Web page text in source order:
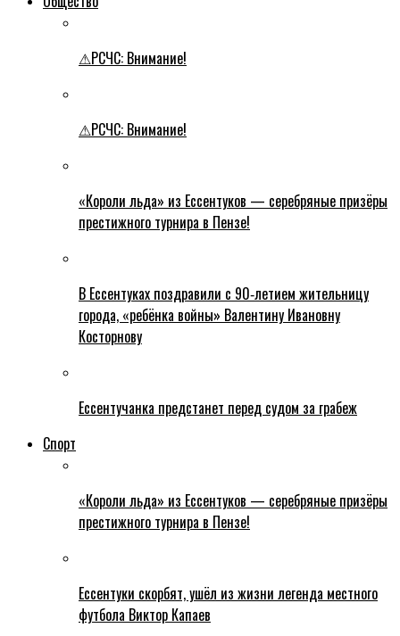
⚠РСЧС: Внимание!
⚠РСЧС: Внимание!
«Короли льда» из Ессентуков — серебряные призёры
престижного турнира в Пензе!
В Ессентуках поздравили с 90‑летием жительницу
города, «ребёнка войны» Валентину Ивановну
Косторнову
Ессентучанка предстанет перед судом за грабеж
Спорт
«Короли льда» из Ессентуков — серебряные призёры
престижного турнира в Пензе!
Ессентуки скорбят, ушёл из жизни легенда местного
футбола Виктор Капаев